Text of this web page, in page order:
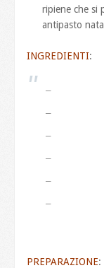
ripiene che si
antipasto
INGREDIENTI:
– 1
–
– 1
–
– 1
–
PREPARAZIONE: